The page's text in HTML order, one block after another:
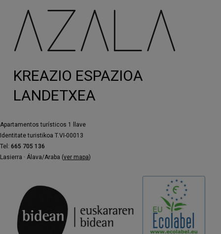
KREAZIO ESPAZIOA
LANDETXEA
Apartamentos turísticos 1 llave
Identitate turistikoa T.VI-00013
Tel: 665 705 136
Lasierra · Álava/Araba (ver mapa)